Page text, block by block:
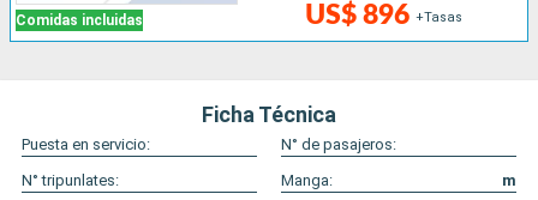
Comidas incluidas US$ 896 +Tasas
Ficha Técnica
Puesta en servicio:
N° de pasajeros:
N° tripunlates:
Manga:
m